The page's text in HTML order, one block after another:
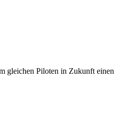
gleichen Piloten in Zukunft einen